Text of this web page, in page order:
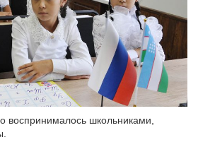
воспринималось школьниками,